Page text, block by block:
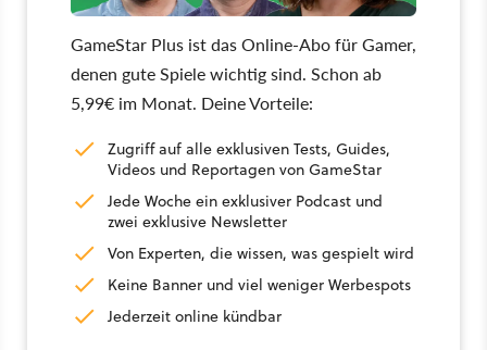
GameStar Plus ist das Online-Abo für Gamer,
denen gute Spiele wichtig sind. Schon ab
5,99€ im Monat. Deine Vorteile:
Zugriff auf alle exklusiven Tests, Guides,
Videos und Reportagen von GameStar
Jede Woche ein exklusiver Podcast und
zwei exklusive Newsletter
Von Experten, die wissen, was gespielt wird
Keine Banner und viel weniger Werbespots
Jederzeit online kündbar